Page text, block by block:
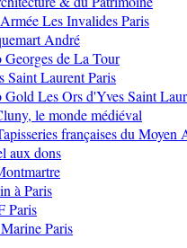
Les Invalides Paris
André
Georges de La Tour
Saint Laurent Paris
Gold Les Ors d'Yves Saint
le monde médiéval
françaises du Moyen
aux dons
à Paris
Paris
Paris